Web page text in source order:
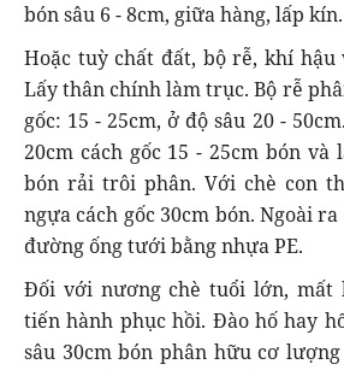
bón sâu 6 - 8cm, giữa hàng, lấp kín.
Hoặc tuỳ chất đất, bộ rễ, khí hậu
Lấy thân chính làm trục. Bộ rễ
gốc: 15 - 25cm, ở độ sâu 20 -
20cm cách gốc 15 - 25cm bón và
bón rải trôi phân. Với chè con
ngựa cách gốc 30cm bón. Ngoài
đường ống tưới bằng nhựa PE.
Đối với nương chè tuổi lớn, mất
tiến hành phục hồi. Đào hố hay
sâu 30cm bón phân hữu cơ